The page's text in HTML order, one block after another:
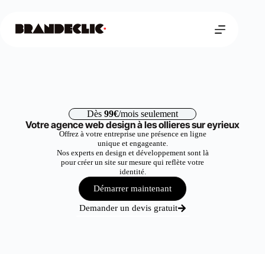
Dès 99€/mois seulement
Votre agence web design à les ollieres sur eyrieux
Offrez à votre entreprise une présence en ligne
unique et engageante.
Nos experts en design et développement sont là
pour créer un site sur mesure qui reflète votre
identité.
Démarrer maintenant
Demander un devis gratuit